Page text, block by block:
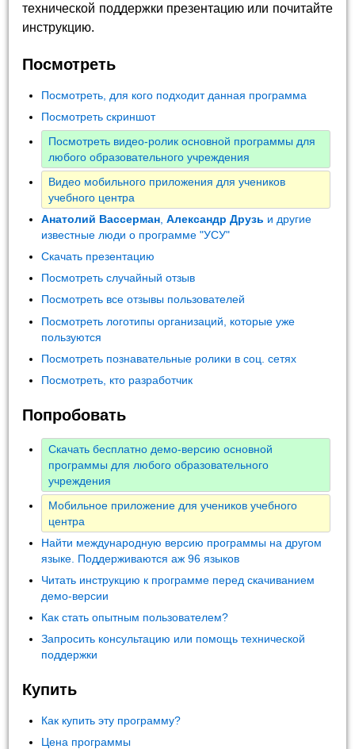
технической поддержки презентацию или почитайте
инструкцию.
Посмотреть
Посмотреть, для кого подходит данная программа
Посмотреть скриншот
Посмотреть видео-ролик основной программы для
любого образовательного учреждения
Видео мобильного приложения для учеников
учебного центра
Анатолий Вассерман ,Александр Друзь и другие
известные люди о программе "УСУ"
Скачать презентацию
Посмотреть случайный отзыв
Посмотреть все отзывы пользователей
Посмотреть логотипы организаций, которые уже
пользуются
Посмотреть познавательные ролики в соц. сетях
Посмотреть, кто разработчик
Попробовать
Скачать бесплатно демо-версию основной
программы для любого образовательного
учреждения
Мобильное приложение для учеников учебного
центра
Найти международную версию программы на другом
языке. Поддерживаются аж 96 языков
Читать инструкцию к программе перед скачиванием
демо-версии
Как стать опытным пользователем?
Запросить консультацию или помощь технической
поддержки
Купить
Как купить эту программу?
Цена программы